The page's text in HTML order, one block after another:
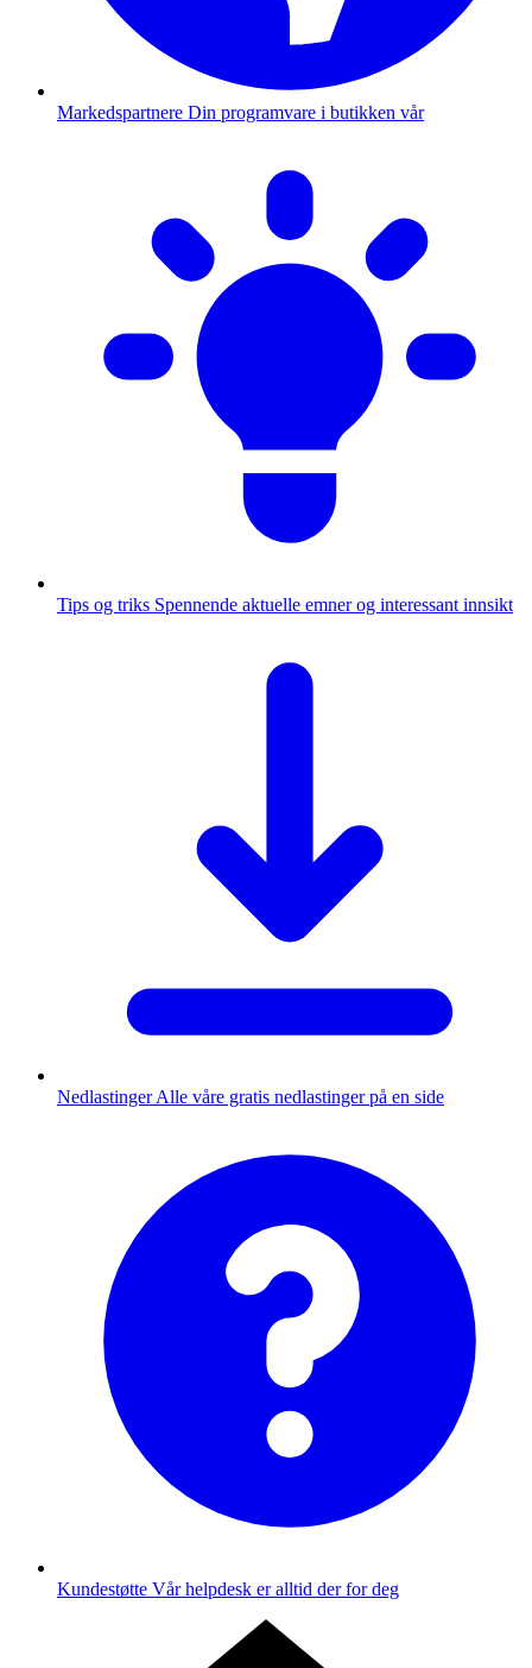
Markedspartnere Din programvare i butikken vår
Tips og triks Spennende aktuelle emner og interessant innsikt
Nedlastinger Alle våre gratis nedlastinger på en side
Kundestøtte Vår helpdesk er alltid der for deg